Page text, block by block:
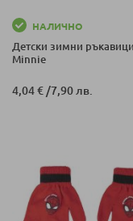
НАЛИЧНО
Детски зимни
Minnie
4,04 € /7,90 лв.